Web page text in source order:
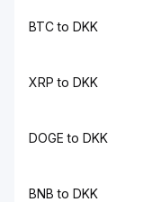
BTC to DKK
XRP to DKK
DOGE to DKK
BNB to DKK